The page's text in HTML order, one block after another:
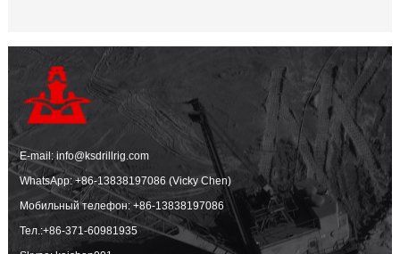
E-mail:info@ksdrillrig.com
WhatsApp:+86-13838197086 (Vicky Chen)
Мобильный телефон:+86-13838197086
Тел.:+86-371-60981935